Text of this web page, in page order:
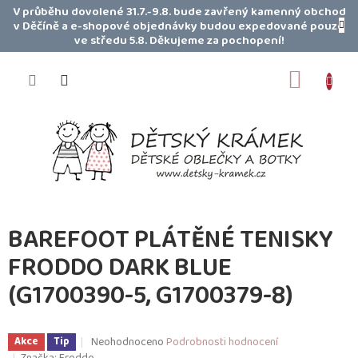
PřejítV průběhu dovolené 31.7.-9.8. bude zavřený kamenný obchod
v Děčíně a e-shopové objednávky budou expedované pouze
ve středu 5.8. Děkujeme za pochopení!
BAREFOOT PLÁTĚNÉ TENISKY
FRODDO DARK BLUE
(G1700390-5, G1700379-8)
Akce Tip
Průměrné
NeohodnocenoPodrobnosti hodnocení